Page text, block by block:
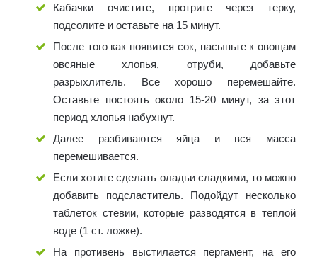
Кабачки очистите, протрите через терку,
подсолите и оставьте на 15 минут.
После того как появится сок, насыпьте к овощам
овсяные хлопья, отруби, добавьте
разрыхлитель. Все хорошо перемешайте.
Оставьте постоять около 15-20 минут, за этот
период хлопья набухнут.
Далее разбиваются яйца и вся масса
перемешивается.
Если хотите сделать оладьи сладкими, то можно
добавить подсластитель. Подойдут несколько
таблеток стевии, которые разводятся в теплой
воде (1 ст. ложке).
На противень выстилается пергамент, на его